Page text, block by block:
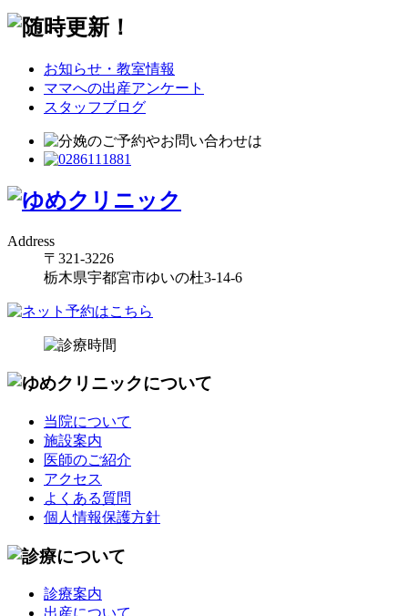
お知らせ・教室情報
ママへの出産アンケート
スタッフブログ
Address
〒321-3226
栃木県宇都宮市ゆいの杜3-14-6
当院について
施設案内
医師のご紹介
アクセス
よくある質問
個人情報保護方針
診療案内